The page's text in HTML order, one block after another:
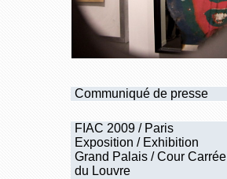
Communiqué de presse
FIAC 2009 / Paris
Exposition / Exhibition
Grand Palais / Cour Carrée
du Louvre